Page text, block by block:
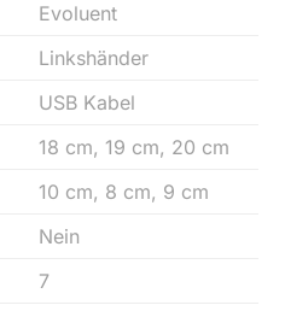
Evoluent
Linkshänder
USB Kabel
18 cm, 19 cm, 20 cm
10 cm, 8 cm, 9 cm
Nein
7